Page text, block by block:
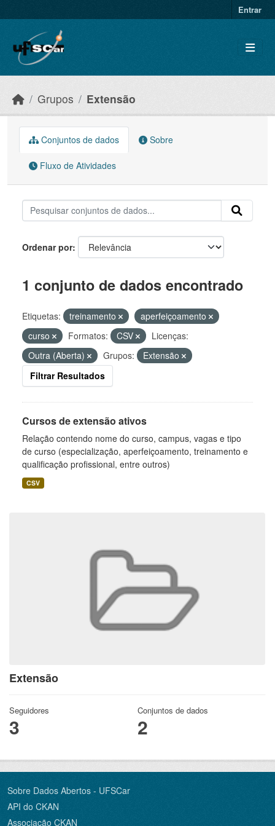
Entrar
Grupos Extensão
Extensão
Seguidores
3
Conjuntos de dados
2
Conjuntos de dados Sobre
Fluxo de Atividades
Ordenar por
1 conjunto de dados encontrado
Etiquetas: treinamento
aperfeiçoamento
curso
Formatos: CSV
Licenças:
Outra (Aberta)
Grupos:
Extensão
Filtrar Resultados
Cursos de extensão ativos
Relação contendo nome do curso, campus, vagas e tipo
de curso (especialização, aperfeiçoamento, treinamento e
qualificação profissional, entre outros)
CSV
Sobre Dados Abertos - UFSCar
API do CKAN
Associação CKAN